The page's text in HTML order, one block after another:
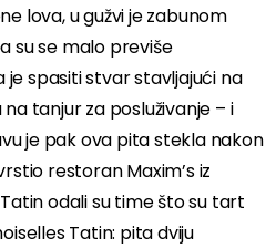
lova, u gužvi je zabunom
su se malo previše
spasiti stvar stavljajući na
tanjur za posluživanje – i
je pak ova pita stekla nakon
restoran Maxim’s iz
odali su time što su tart
Tatin: pita dviju